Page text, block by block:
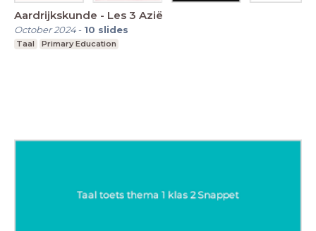
Aardrijkskunde - Les 3 Azië
October 2024- 10 slides
Taal Primary Education